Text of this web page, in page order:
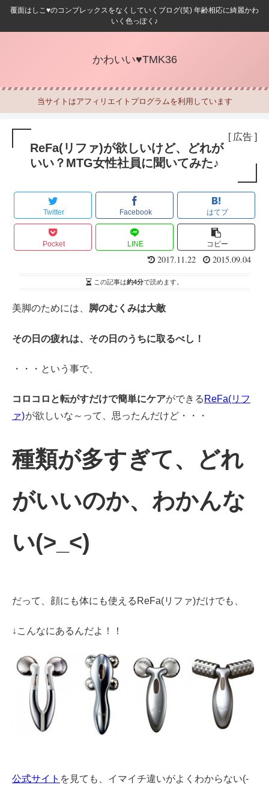
覆面はしこ♥のコンプレックスをなくしていくブログ(笑) 年齢相応に綺麗かわ
いく色っぽく♪
かわいい♥TMK36
当サイトはアフィリエイトプログラムを利用しています
[ 広告 ]
ReFa(リファ)が欲しいけど、どれが
いい？MTG女性社員に聞いてみた♪
Twitter Facebook はてブ
Pocket LINE コピー
2017.11.22 2015.09.04
この記事は約4分で読めます。
美脚のためには、 脚のむくみは大敵
その日の疲れは、その日のうちに取るべし！
・・・という事で、
コロコロと転がすだけで簡単にケアができる ReFa(リフ
ァ)が欲しいな～って、思ったんだけど・・・
種類が多すぎて、どれ
がいいのか、わかんな
い(>_<)
だって、顔にも体にも使えるReFa(リファ)だけでも、
↓こんなにあるんだよ！！
公式サイト を見ても、イマイチ違いがよくわからない(-